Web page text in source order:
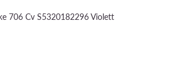
706 Cv S5320182296 Violett